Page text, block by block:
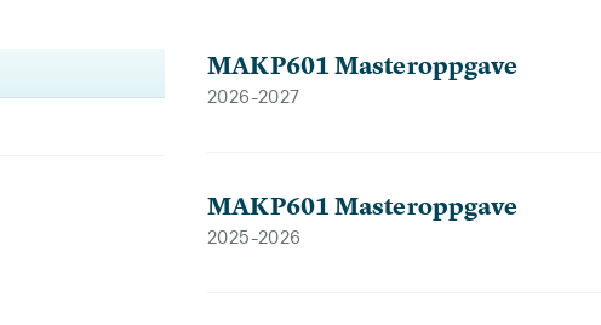
MAKP601 Masteroppgave
2026-2027
MAKP601 Masteroppgave
2025-2026